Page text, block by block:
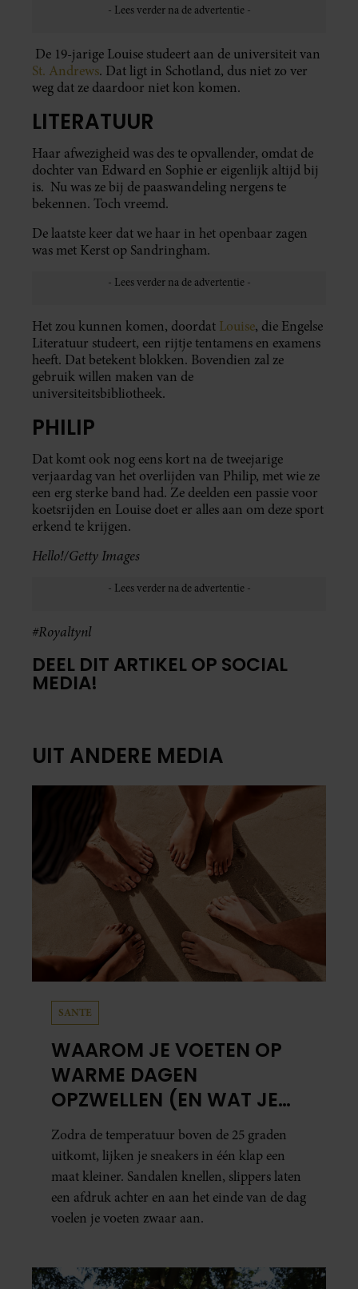
De 19-jarige Louise studeert aan de universiteit van
St. Andrews. Dat ligt in Schotland, dus niet zo ver
weg dat ze daardoor niet kon komen.
LITERATUUR
Haar afwezigheid was des te opvallender, omdat de
dochter van Edward en Sophie er eigenlijk altijd bij
is. Nu was ze bij de paaswandeling nergens te
bekennen. Toch vreemd.
De laatste keer dat we haar in het openbaar zagen
was met Kerst op Sandringham.
Het zou kunnen komen, doordat Louise, die Engelse
Literatuur studeert, een rijtje tentamens en examens
heeft. Dat betekent blokken. Bovendien zal ze
gebruik willen maken van de
universiteitsbibliotheek.
PHILIP
Dat komt ook nog eens kort na de tweejarige
verjaardag van het overlijden van Philip, met wie ze
een erg sterke band had. Ze deelden een passie voor
koetsrijden en Louise doet er alles aan om deze sport
erkend te krijgen.
Hello!/Getty Images
#Royaltynl
DEEL DIT ARTIKEL OP SOCIAL
MEDIA!
UIT ANDERE MEDIA
SANTE
WAAROM JE VOETEN OP
WARME DAGEN
OPZWELLEN (EN WAT JE
ERAAN KUNT DOEN)
Zodra de temperatuur boven de 25 graden
uitkomt, lijken je sneakers in één klap een
maat kleiner. Sandalen knellen, slippers laten
een afdruk achter en aan het einde van de dag
voelen je voeten zwaar aan.